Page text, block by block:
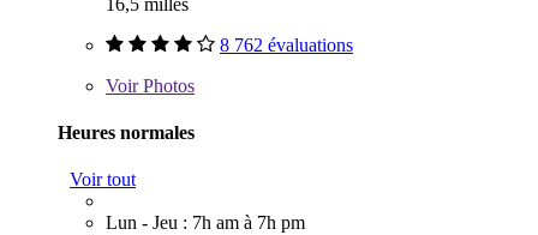
8 762 évaluations
VoirPhotos
Heures normales
Voir tout
Lun - Jeu : 7h am à 7h pm